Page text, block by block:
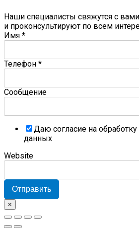
Наши специалисты свяжутся с
и проконсультируют по всем
Имя *
Телефон *
Сообщение
Даю согласие на
данных
Website
Отправить
×